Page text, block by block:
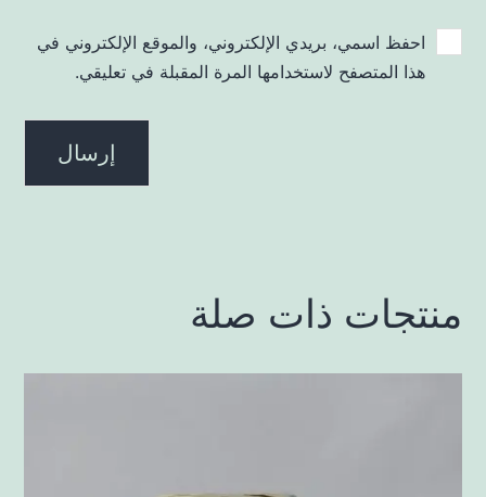
احفظ اسمي، بريدي الإلكتروني، والموقع الإلكتروني في
هذا المتصفح لاستخدامها المرة المقبلة في تعليقي.
منتجات ذات صلة